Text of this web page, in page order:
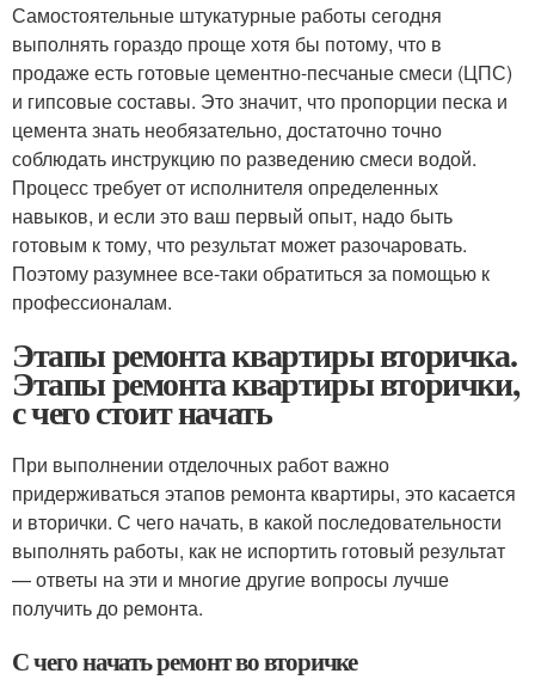
Самостоятельные штукатурные работы сегодня
выполнять гораздо проще хотя бы потому, что в
продаже есть готовые цементно-песчаные смеси (ЦПС)
и гипсовые составы. Это значит, что пропорции песка и
цемента знать необязательно, достаточно точно
соблюдать инструкцию по разведению смеси водой.
Процесс требует от исполнителя определенных
навыков, и если это ваш первый опыт, надо быть
готовым к тому, что результат может разочаровать.
Поэтому разумнее все-таки обратиться за помощью к
профессионалам.
Этапы ремонта квартиры вторичка.
Этапы ремонта квартиры вторички,
с чего стоит начать
При выполнении отделочных работ важно
придерживаться этапов ремонта квартиры, это касается
и вторички. С чего начать, в какой последовательности
выполнять работы, как не испортить готовый результат
— ответы на эти и многие другие вопросы лучше
получить до ремонта.
С чего начать ремонт во вторичке